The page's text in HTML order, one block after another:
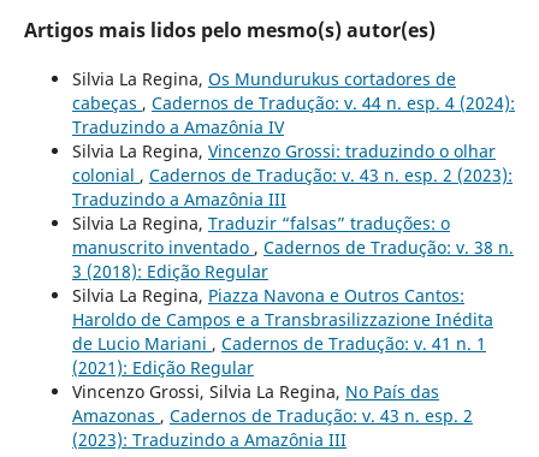
Artigos mais lidos pelo mesmo(s) autor(es)
Silvia La Regina, Os Mundurukus cortadores de
cabeças , Cadernos de Tradução: v. 44 n. esp. 4 (2024):
Traduzindo a Amazônia IV
Silvia La Regina, Vincenzo Grossi: traduzindo o olhar
colonial , Cadernos de Tradução: v. 43 n. esp. 2 (2023):
Traduzindo a Amazônia III
Silvia La Regina, Traduzir “falsas” traduções: o
manuscrito inventado , Cadernos de Tradução: v. 38 n.
3 (2018): Edição Regular
Silvia La Regina, Piazza Navona e Outros Cantos:
Haroldo de Campos e a Transbrasilizzazione Inédita
de Lucio Mariani , Cadernos de Tradução: v. 41 n. 1
(2021): Edição Regular
Vincenzo Grossi, Silvia La Regina, No País das
Amazonas , Cadernos de Tradução: v. 43 n. esp. 2
(2023): Traduzindo a Amazônia III